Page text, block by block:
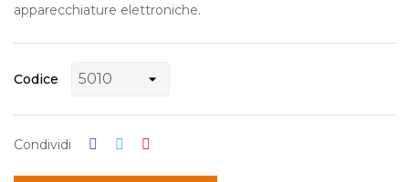
apparecchiature elettroniche.
Codice
Condividi